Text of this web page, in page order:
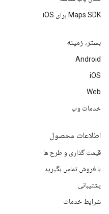
Maps SDK برای iOS
بستر، زمینه
Android
iOS
Web
خدمات وب
اطلاعات محصول
قیمت گذاری و طرح ها
با فروش تماس بگیرید
پشتیبانی
شرایط خدمات